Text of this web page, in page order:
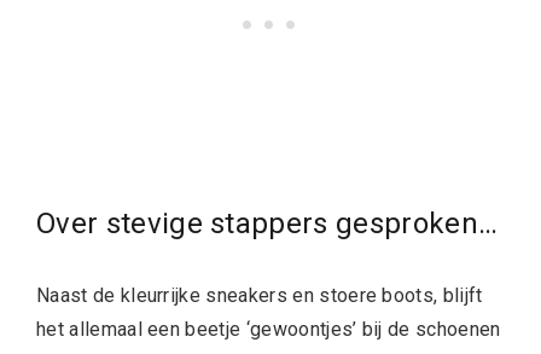
Over stevige stappers gesproken…
Naast de kleurrijke sneakers en stoere boots, blijft
het allemaal een beetje ‘gewoontjes’ bij de schoenen